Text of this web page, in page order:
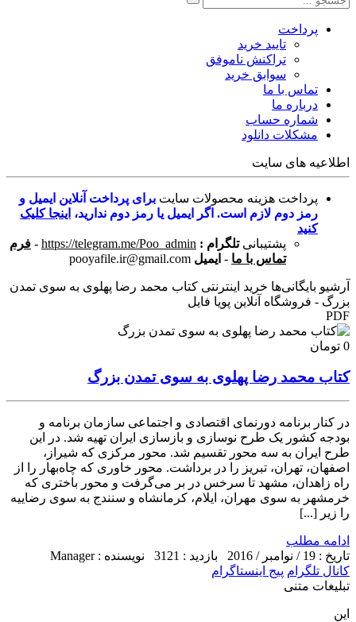
پرداخت
تایید خرید
تراکنش ناموفق
سوابق خرید
تماس با ما
درباره ما
شماره حساب
مشکلات دانلود
اطلاعیه های سایت
پرداخت هزینه محصولات سایت برای پرداخت آنلاین ایمیل و
رمز دوم لازم است. اگر ایمیل یا رمز دوم ندارید، اینجا کلیک
کنید
پشتیبانی تلگرام : https://telegram.me/Poo_admin
- فرم
تماس با ما - ایمیل pooyafile.ir@gmail.com
آرشیو بایگانی‌ها خرید اینترنتی کتاب محمد رضا پهلوی به سوی تمدن
بزرگ - فروشگاه آنلاین پویا فایل
PDF
0 تومان
کتاب محمد رضا پهلوی به سوی تمدن بزرگ
در کنار برنامه دورنمای اقتصادی و اجتماعی سازمان برنامه و
بودجه کشور یک طرح نوسازی و بازسازی ایران تهیه شد. در این
طرح ایران به سه محور تقسیم شد. محور مرکزی که شیراز،
اصفهان، تهران، تبریز را در برداشت. محور خاوری که چاه‌بهار را از
راه زاهدان، مشهد تا سرخس در بر می‌گرفت و محور باختری که
خرمشهر به سوی مهران، ایلام، کرمانشاه و سنندج به سوی رضاییه
را زیر [...]
ادامه مطلب
تاریخ : 19 / نوامبر / 2016
بازدید : 3121
نویسنده : Manager
کانال تلگرام پیج اینستاگرام
تبلیغات متنی
این